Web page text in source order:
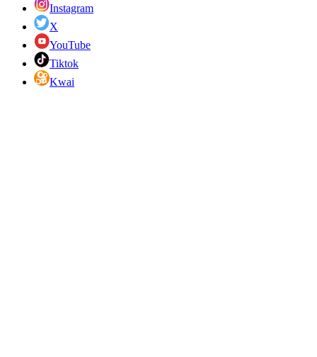
Instagram
X
YouTube
Tiktok
Kwai